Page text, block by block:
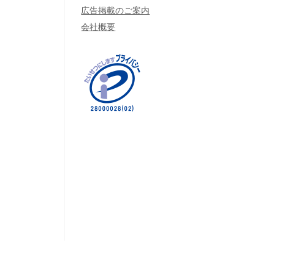
広告掲載のご案内
会社概要